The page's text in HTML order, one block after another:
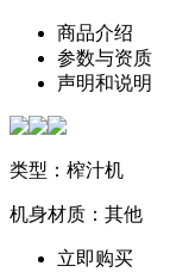
商品介绍
参数与资质
声明和说明
类型：榨汁机
机身材质：其他
立即购买